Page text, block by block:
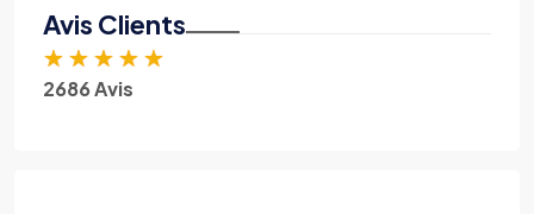
Avis Clients
★ ★ ★ ★ ★
2686 Avis